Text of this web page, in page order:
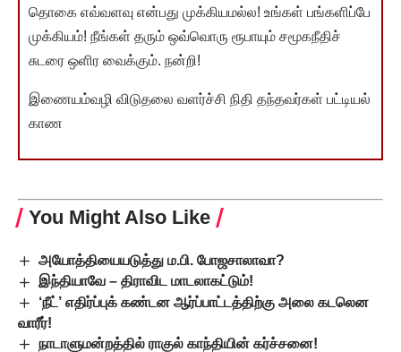
தொகை எவ்வளவு என்பது முக்கியமல்ல! உங்கள் பங்களிப்பே
முக்கியம்! நீங்கள் தரும் ஒவ்வொரு ரூபாயும் சமூகநீதிச்
சுடரை ஒளிர வைக்கும். நன்றி!
இணையம்வழி விடுதலை வளர்ச்சி நிதி தந்தவர்கள் பட்டியல்
காண
You Might Also Like
அயோத்தியையடுத்து ம.பி. போஜசாலாவா?
இந்தியாவே – திராவிட மாடலாகட்டும்!
‘நீட்’ எதிர்ப்புக் கண்டன ஆர்ப்பாட்டத்திற்கு அலை கடலென
வாரீர்!
நாடாளுமன்றத்தில் ராகுல் காந்தியின் கர்ச்சனை!